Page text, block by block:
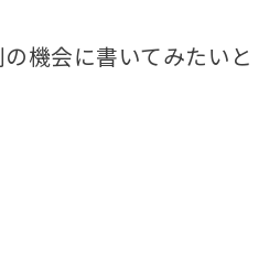
機会に書いてみたいと